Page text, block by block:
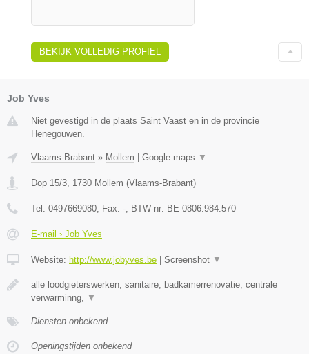
BEKIJK VOLLEDIG PROFIEL
Job Yves
Niet gevestigd in de plaats Saint Vaast en in de provincie
Henegouwen.
Vlaams-Brabant » Mollem Google maps ▼
Dop 15/3, 1730 Mollem (Vlaams-Brabant)
Tel: 0497669080, Fax: -, BTW-nr: BE 0806.984.570
E-mail › Job Yves
Website: http://www.jobyves.be Screenshot ▼
alle loodgieterswerken, sanitaire, badkamerrenovatie, centrale
verwarminng, ▼
Diensten onbekend
Openingstijden onbekend